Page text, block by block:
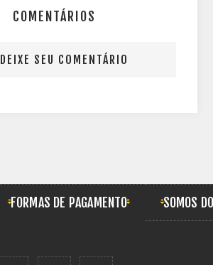
COMENTÁRIOS
DEIXE SEU COMENTÁRIO
FORMAS DE PAGAMENTO SOMOS